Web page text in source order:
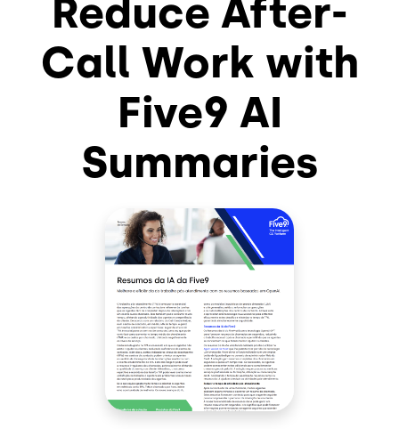
+44-330-808-5300
Reduce After-
Call Work with
Five9 AI
Summaries